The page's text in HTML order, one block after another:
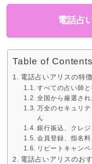
電話占
Table of Contents
電話占いアリスの特
すべての占い師
全国から厳選さ
万全のセキュリ
ん
銀行振込、クレ
会員登録、指名
リピートキャンペ
電話占いアリスのお